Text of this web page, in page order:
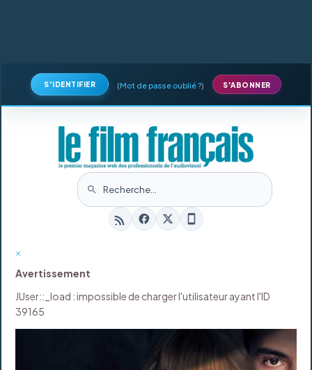
S'IDENTIFIER (Mot de passe oublié ?) S'ABONNER
×
Avertissement
JUser::_load : impossible de charger l'utilisateur ayant l'ID
39165